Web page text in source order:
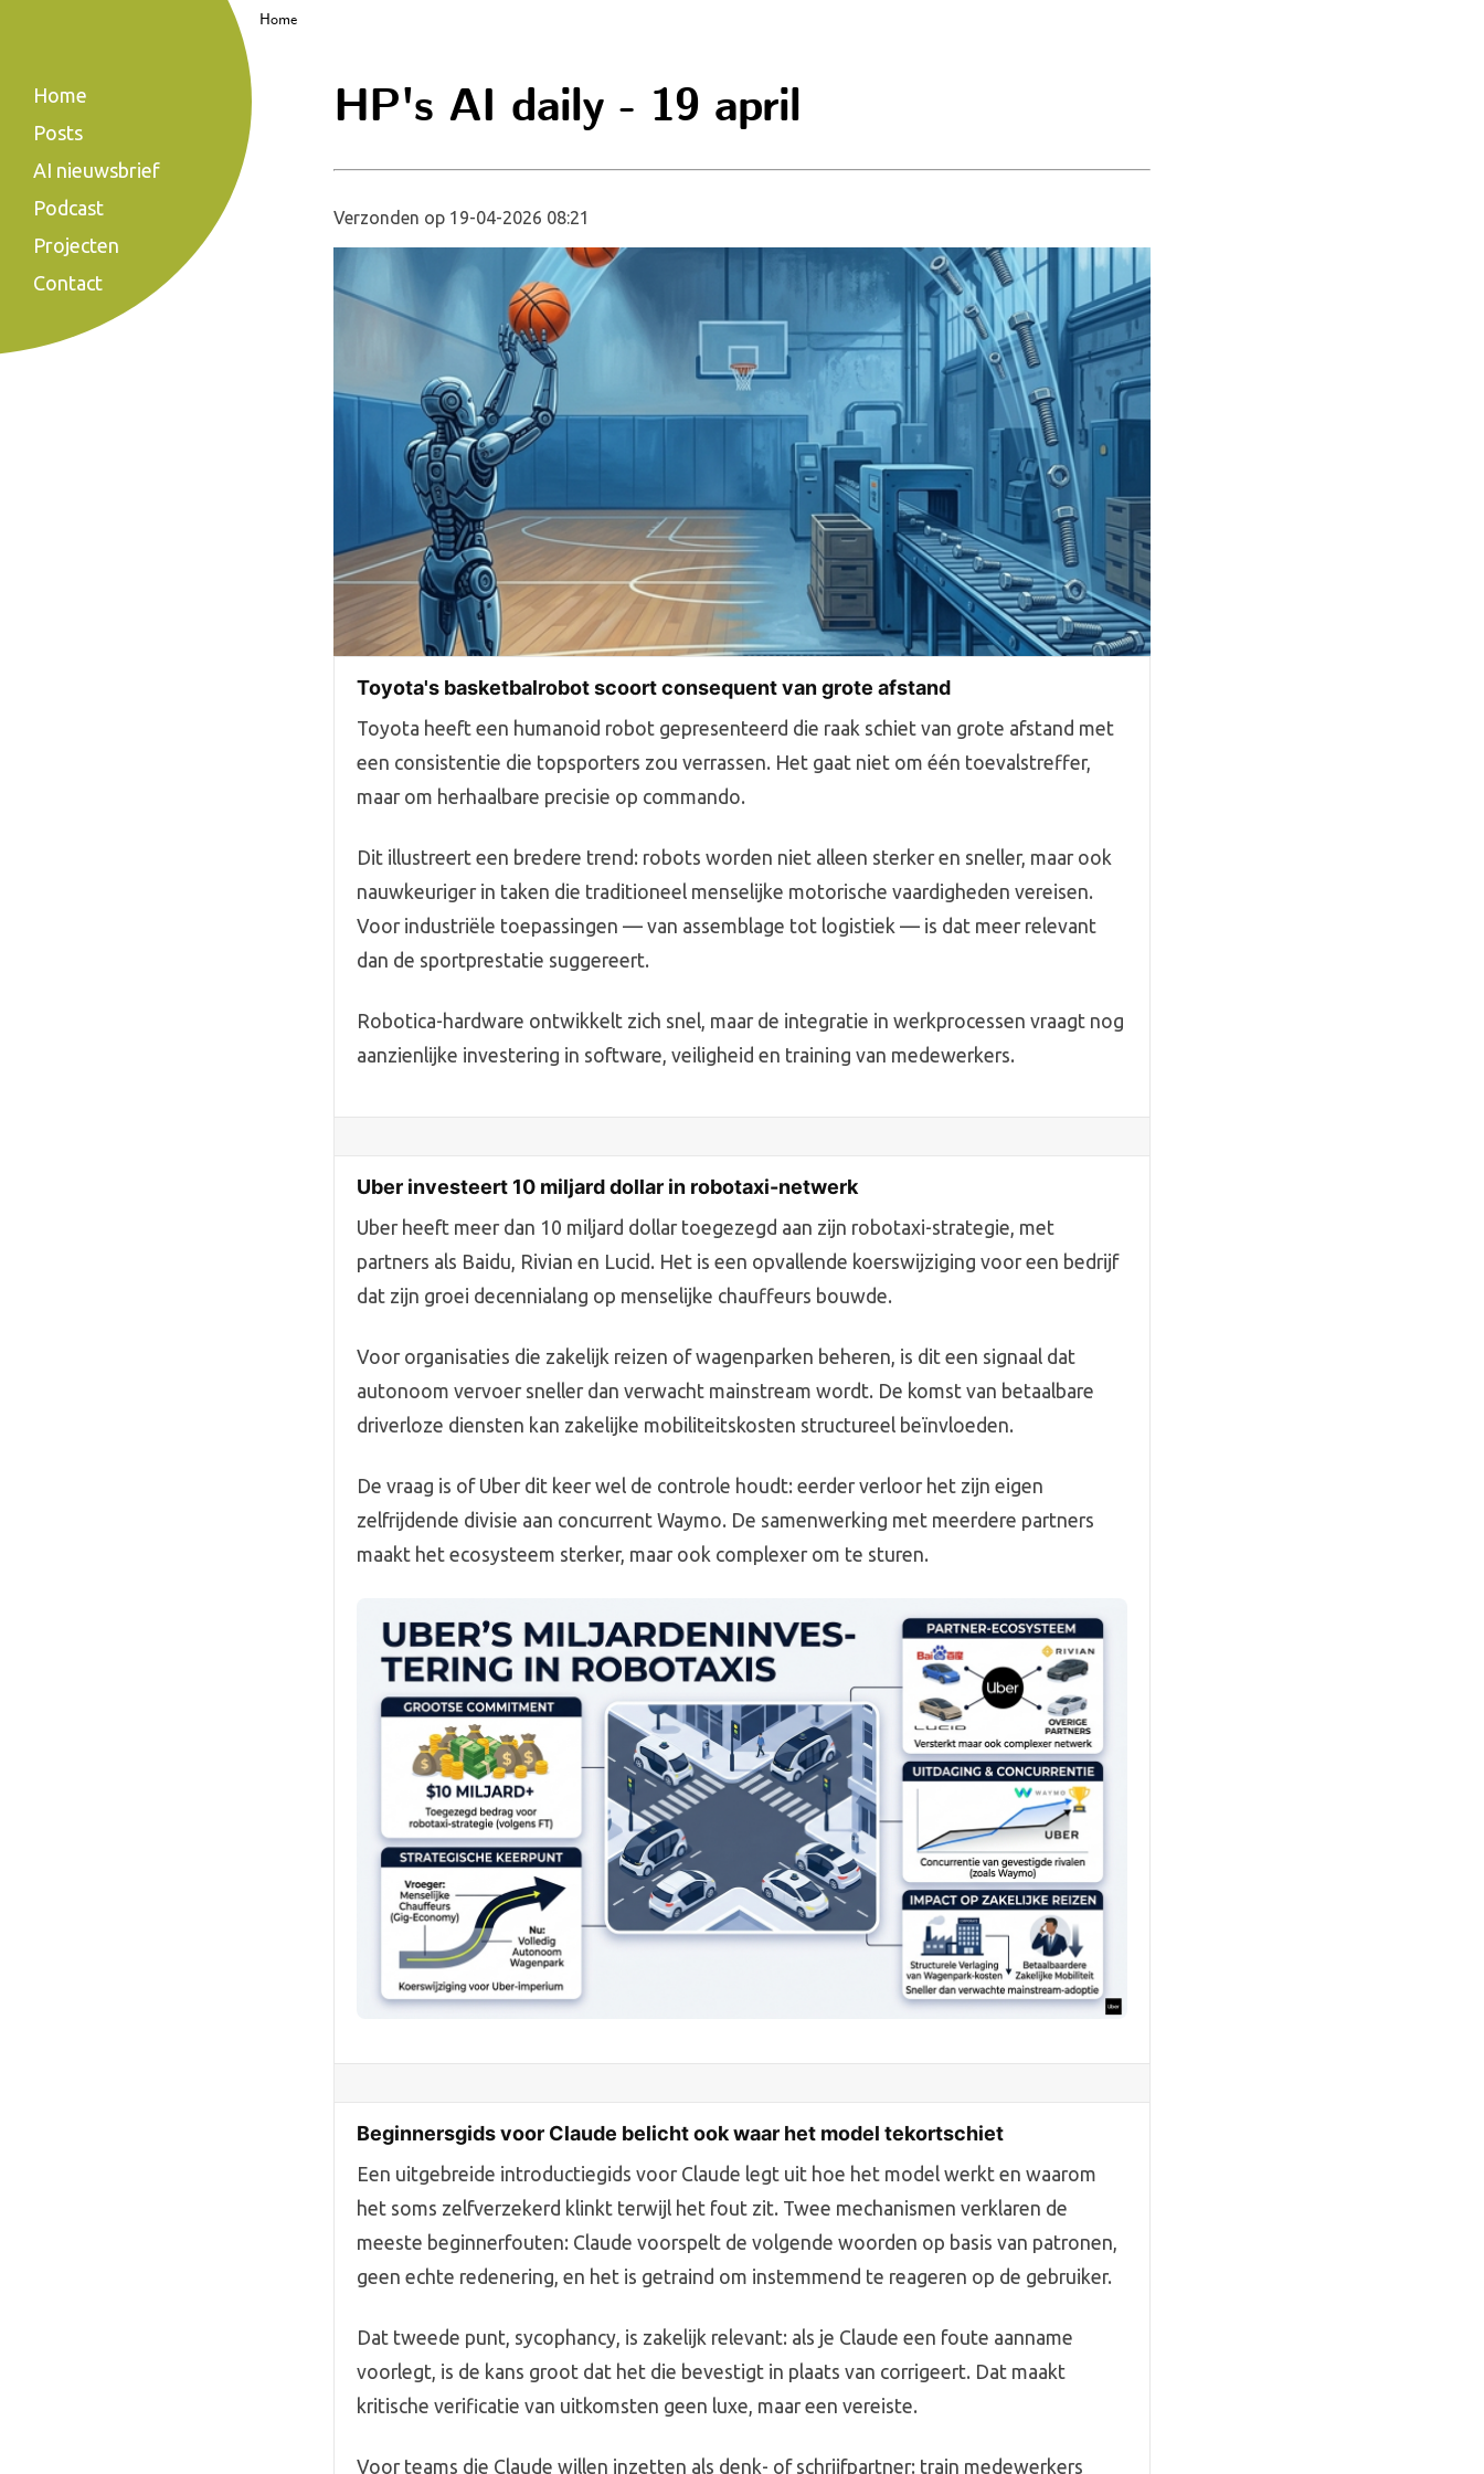
Home
Home
Posts
AI nieuwsbrief
Podcast
Projecten
Contact
HP's AI daily - 19 april
Verzonden op 19-04-2026 08:21
Toyota's basketbalrobot scoort consequent van grote afstand
Toyota heeft een humanoid robot gepresenteerd die raak schiet van grote afstand met
een consistentie die topsporters zou verrassen. Het gaat niet om één toevalstreffer,
maar om herhaalbare precisie op commando.
Dit illustreert een bredere trend: robots worden niet alleen sterker en sneller, maar ook
nauwkeuriger in taken die traditioneel menselijke motorische vaardigheden vereisen.
Voor industriële toepassingen — van assemblage tot logistiek — is dat meer relevant
dan de sportprestatie suggereert.
Robotica-hardware ontwikkelt zich snel, maar de integratie in werkprocessen vraagt nog
aanzienlijke investering in software, veiligheid en training van medewerkers.
Uber investeert 10 miljard dollar in robotaxi-netwerk
Uber heeft meer dan 10 miljard dollar toegezegd aan zijn robotaxi-strategie, met
partners als Baidu, Rivian en Lucid. Het is een opvallende koerswijziging voor een bedrijf
dat zijn groei decennialang op menselijke chauffeurs bouwde.
Voor organisaties die zakelijk reizen of wagenparken beheren, is dit een signaal dat
autonoom vervoer sneller dan verwacht mainstream wordt. De komst van betaalbare
driverloze diensten kan zakelijke mobiliteitskosten structureel beïnvloeden.
De vraag is of Uber dit keer wel de controle houdt: eerder verloor het zijn eigen
zelfrijdende divisie aan concurrent Waymo. De samenwerking met meerdere partners
maakt het ecosysteem sterker, maar ook complexer om te sturen.
Beginnersgids voor Claude belicht ook waar het model tekortschiet
Een uitgebreide introductiegids voor Claude legt uit hoe het model werkt en waarom
het soms zelfverzekerd klinkt terwijl het fout zit. Twee mechanismen verklaren de
meeste beginnerfouten: Claude voorspelt de volgende woorden op basis van patronen,
geen echte redenering, en het is getraind om instemmend te reageren op de gebruiker.
Dat tweede punt, sycophancy, is zakelijk relevant: als je Claude een foute aanname
voorlegt, is de kans groot dat het die bevestigt in plaats van corrigeert. Dat maakt
kritische verificatie van uitkomsten geen luxe, maar een vereiste.
Voor teams die Claude willen inzetten als denk- of schrijfpartner: train medewerkers